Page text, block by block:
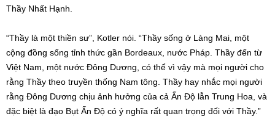
Thầy Nhất Hạnh.
“Thầy là một thiền sư”, Kotler nói. “Thầy sống ở Làng Mai, một
cộng đồng sống tỉnh thức gần Bordeaux, nước Pháp. Thầy đến từ
Việt Nam, một nước Đông Dương, có thể vì vậy mà mọi người cho
rằng Thầy theo truyền thống Nam tông. Thầy hay nhắc mọi người
rằng Đông Dương chịu ảnh hưởng của cả Ấn Độ lẫn Trung Hoa, và
đặc biệt là đạo Bụt Ấn Độ có ý nghĩa rất quan trọng đối với Thầy.”